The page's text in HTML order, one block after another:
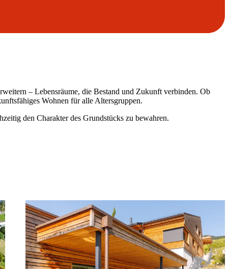
– Lebensräume, die Bestand und Zukunft verbinden. Ob
Wohnen für alle Altersgruppen.
den Charakter des Grundstücks zu bewahren.